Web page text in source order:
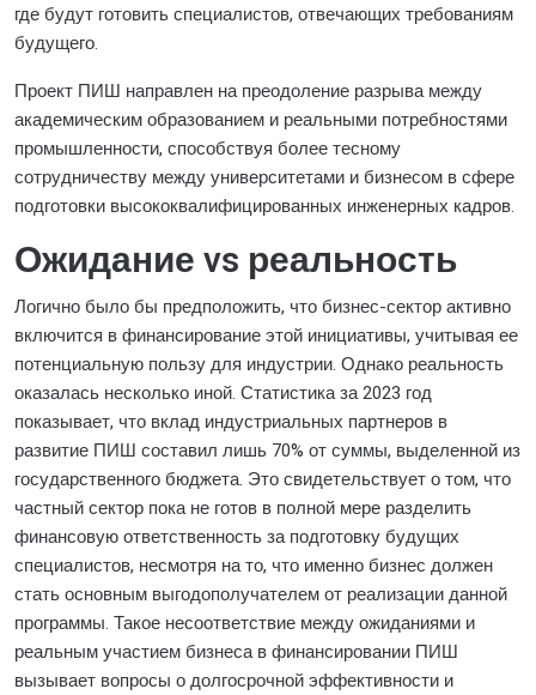
где будут готовить специалистов, отвечающих требованиям
будущего.
Проект ПИШ направлен на преодоление разрыва между
академическим образованием и реальными потребностями
промышленности, способствуя более тесному
сотрудничеству между университетами и бизнесом в сфере
подготовки высококвалифицированных инженерных кадров.
Ожидание vs реальность
Логично было бы предположить, что бизнес-сектор активно
включится в финансирование этой инициативы, учитывая ее
потенциальную пользу для индустрии. Однако реальность
оказалась несколько иной. Статистика за 2023 год
показывает, что вклад индустриальных партнеров в
развитие ПИШ составил лишь 70% от суммы, выделенной из
государственного бюджета. Это свидетельствует о том, что
частный сектор пока не готов в полной мере разделить
финансовую ответственность за подготовку будущих
специалистов, несмотря на то, что именно бизнес должен
стать основным выгодополучателем от реализации данной
программы. Такое несоответствие между ожиданиями и
реальным участием бизнеса в финансировании ПИШ
вызывает вопросы о долгосрочной эффективности и